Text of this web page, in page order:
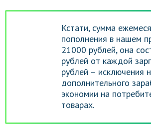
Кстати, сумма
пополнения в нашем
21000 рублей, она
рублей от каждой
рублей – исключения
дополнительного
экономии на
товарах.